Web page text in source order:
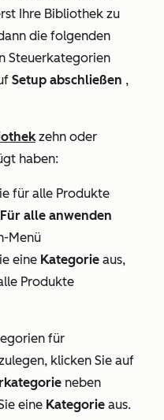
Ihre Bibliothek zu
die folgenden
Steuerkategorien
Setup abschließen ,
zehn oder
haben:
für alle Produkte
Für alle anwenden
Menü
eine Kategorie aus,
Produkte
für
klicken Sie auf
neben
eine Kategorie aus.